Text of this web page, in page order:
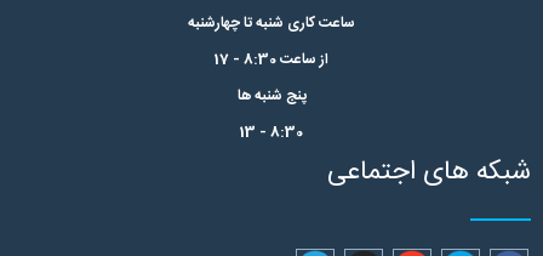
ساعت کاری شنبه تا چهارشنبه
از ساعت 8:30 - 17
پنج شنبه ها
8:30 - 13
شبکه های اجتماعی